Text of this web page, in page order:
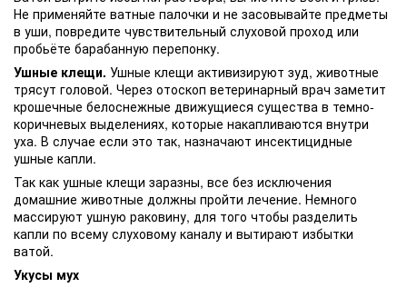
Не применяйте ватные палочки и не засовывайте предметы
в уши, повредите чувствительный слуховой проход или
пробьёте барабанную перепонку.
Ушные клещи. Ушные клещи активизируют зуд, животные
трясут головой. Через отоскоп ветеринарный врач заметит
крошечные белоснежные движущиеся существа в темно-
коричневых выделениях, которые накапливаются внутри
уха. В случае если это так, назначают инсектицидные
ушные капли.
Так как ушные клещи заразны, все без исключения
домашние животные должны пройти лечение. Немного
массируют ушную раковину, для того чтобы разделить
капли по всему слуховому каналу и вытирают избытки
ватой.
Укусы мух